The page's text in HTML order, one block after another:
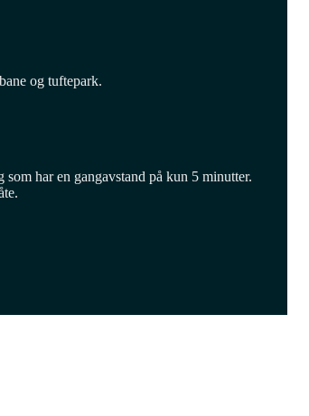
og tuftepark.
har en gangavstand på kun 5 minutter.